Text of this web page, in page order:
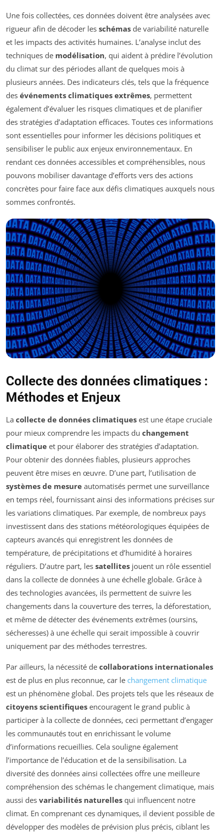
Une fois collectées, ces données doivent être analysées avec
rigueur afin de décoder les schémas de variabilité naturelle
et les impacts des activités humaines. L’analyse inclut des
techniques de modélisation, qui aident à prédire l’évolution
du climat sur des périodes allant de quelques mois à
plusieurs années. Des indicateurs clés, tels que la fréquence
des événements climatiques extrêmes, permettent
également d’évaluer les risques climatiques et de planifier
des stratégies d’adaptation efficaces. Toutes ces informations
sont essentielles pour informer les décisions politiques et
sensibiliser le public aux enjeux environnementaux. En
rendant ces données accessibles et compréhensibles, nous
pouvons mobiliser davantage d’efforts vers des actions
concrètes pour faire face aux défis climatiques auxquels nous
sommes confrontés.
Collecte des données climatiques :
Méthodes et Enjeux
La collecte de données climatiques est une étape cruciale
pour mieux comprendre les impacts du changement
climatique et pour élaborer des stratégies d’adaptation.
Pour obtenir des données fiables, plusieurs approches
peuvent être mises en œuvre. D’une part, l’utilisation de
systèmes de mesure automatisés permet une surveillance
en temps réel, fournissant ainsi des informations précises sur
les variations climatiques. Par exemple, de nombreux pays
investissent dans des stations météorologiques équipées de
capteurs avancés qui enregistrent les données de
température, de précipitations et d’humidité à horaires
réguliers. D’autre part, les satellites jouent un rôle essentiel
dans la collecte de données à une échelle globale. Grâce à
des technologies avancées, ils permettent de suivre les
changements dans la couverture des terres, la déforestation,
et même de détecter des événements extrêmes (oursins,
sécheresses) à une échelle qui serait impossible à couvrir
uniquement par des méthodes terrestres.
Par ailleurs, la nécessité de collaborations internationales
est de plus en plus reconnue, car le changement climatique
est un phénomène global. Des projets tels que les réseaux de
citoyens scientifiques encouragent le grand public à
participer à la collecte de données, ceci permettant d’engager
les communautés tout en enrichissant le volume
d’informations recueillies. Cela souligne également
l’importance de l’éducation et de la sensibilisation. La
diversité des données ainsi collectées offre une meilleure
compréhension des schémas le changement climatique, mais
aussi des variabilités naturelles qui influencent notre
climat. En comprenant ces dynamiques, il devient possible de
développer des modèles de prévision plus précis, ciblant les